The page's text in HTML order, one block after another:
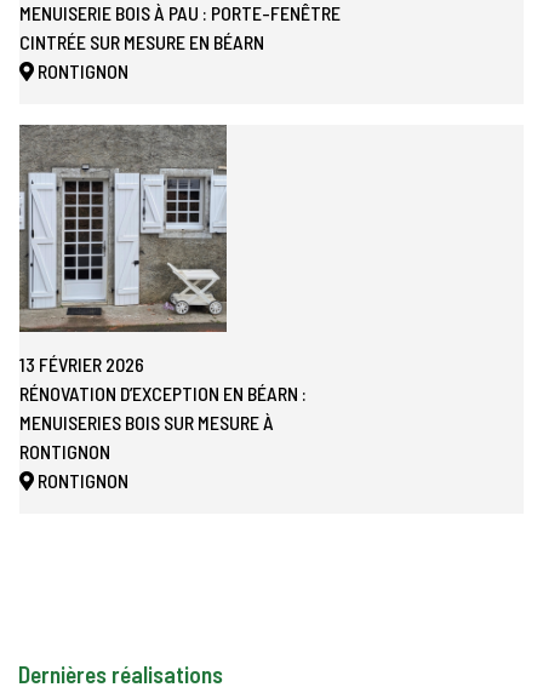
MENUISERIE BOIS À PAU : PORTE-FENÊTRE
CINTRÉE SUR MESURE EN BÉARN
RONTIGNON
13 FÉVRIER 2026
RÉNOVATION D’EXCEPTION EN BÉARN :
MENUISERIES BOIS SUR MESURE À
RONTIGNON
RONTIGNON
Dernières réalisations